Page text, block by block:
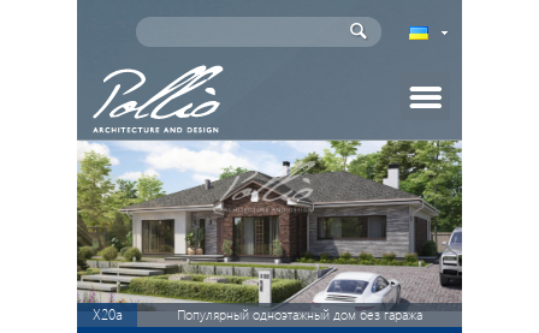
Главная
Проекты домов
Индивидуальное проектирование
X20a Популярный одноэтажный дом без гаража